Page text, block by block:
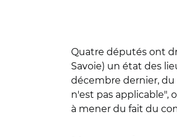
Quatre députés ont
Savoie) un état des
décembre dernier, du
n'est pas applicable",
à mener du fait du